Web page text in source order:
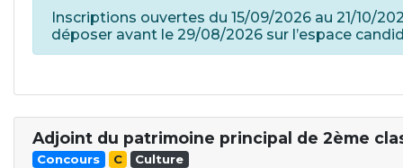
Inscriptions ouvertes du 15/09/2026 au 21/10/
déposer avant le 29/08/2026 sur l’espace
Adjoint du patrimoine principal de 2ème
Concours C Culture